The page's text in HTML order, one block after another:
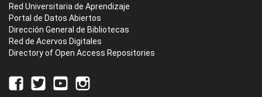
Red Universitaria de Aprendizaje
Portal de Datos Abiertos
Dirección General de Bibliotecas
Red de Acervos Digitales
Directory of Open Access Repositories